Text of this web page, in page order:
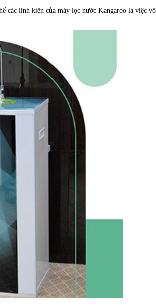
linh kiện của máy lọc nước Kangaroo là việc